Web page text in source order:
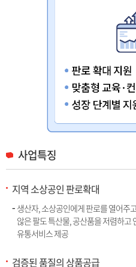
사업특징
지역 소상공인 판로확대
생산자, 소상공인에게 판로를 열어주
않은 팔도 특산물, 공산품을 저렴하고
유통서비스 제공
검증된 품질의 상품공급